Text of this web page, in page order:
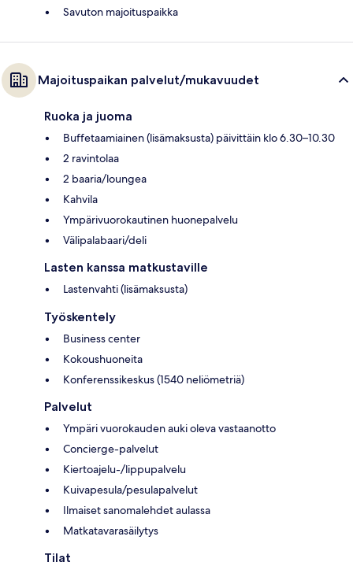
Savuton majoituspaikka
Majoituspaikan palvelut/mukavuudet
Ruoka ja juoma
Buffetaamiainen (lisämaksusta) päivittäin klo 6.30–10.30
2 ravintolaa
2 baaria/loungea
Kahvila
Ympärivuorokautinen huonepalvelu
Välipalabaari/deli
Lasten kanssa matkustaville
Lastenvahti (lisämaksusta)
Työskentely
Business center
Kokoushuoneita
Konferenssikeskus (1540 neliömetriä)
Palvelut
Ympäri vuorokauden auki oleva vastaanotto
Concierge-palvelut
Kiertoajelu-/lippupalvelu
Kuivapesula/pesulapalvelut
Ilmaiset sanomalehdet aulassa
Matkatavarasäilytys
Tilat